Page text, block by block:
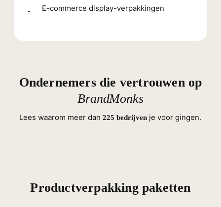
E-commerce display-verpakkingen
Ondernemers die vertrouwen op
BrandMonks
Lees waarom meer dan225 bedrijven je voor gingen.
Productverpakking paketten